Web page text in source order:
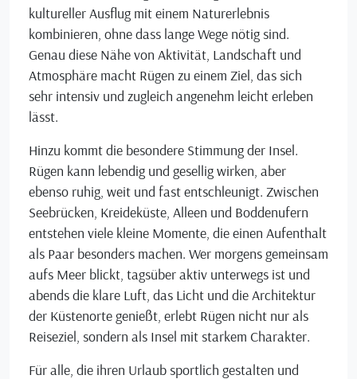
kultureller Ausflug mit einem Naturerlebnis
kombinieren, ohne dass lange Wege nötig sind.
Genau diese Nähe von Aktivität, Landschaft und
Atmosphäre macht Rügen zu einem Ziel, das sich
sehr intensiv und zugleich angenehm leicht erleben
lässt.
Hinzu kommt die besondere Stimmung der Insel.
Rügen kann lebendig und gesellig wirken, aber
ebenso ruhig, weit und fast entschleunigt. Zwischen
Seebrücken, Kreideküste, Alleen und Boddenufern
entstehen viele kleine Momente, die einen Aufenthalt
als Paar besonders machen. Wer morgens gemeinsam
aufs Meer blickt, tagsüber aktiv unterwegs ist und
abends die klare Luft, das Licht und die Architektur
der Küstenorte genießt, erlebt Rügen nicht nur als
Reiseziel, sondern als Insel mit starkem Charakter.
Für alle, die ihren Urlaub sportlich gestalten und